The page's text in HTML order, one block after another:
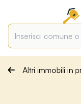
Altri immobili in